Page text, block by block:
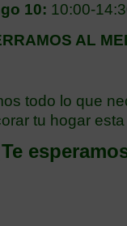
10: 10:00-
AL
todo lo que
tu hogar
Te